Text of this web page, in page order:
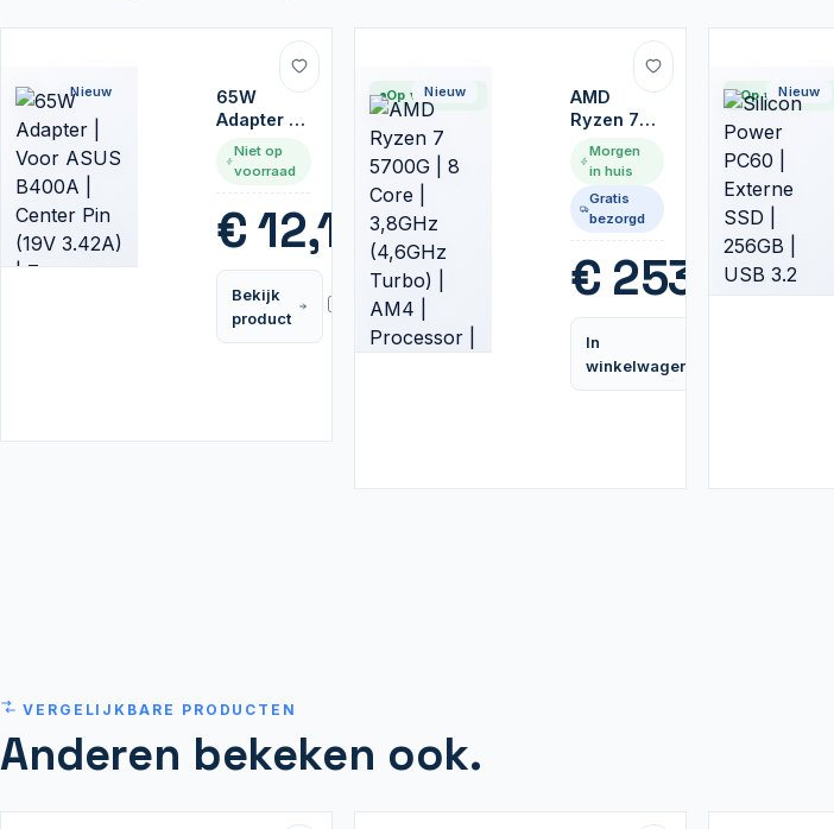
Nieuw
65W
Adapter |
Voor
ASUS
Center Pin
(19V
3.42A) |
Zwart
Niet op
voorraad
€12,10
Bekijk
product
Vergelijk
Op voorraad
Nieuw
AMD
Ryzen 7
5700G | 8
Core |
(4,6GHz
Turbo) |
AM4 |
Processor
| CPU
Morgen
in huis
Gratis
bezorgd
€ 253,99
In
winkelwagen
Op voorraad
Nieuw
VERGELIJKBARE PRODUCTEN
Anderen bekeken ook.